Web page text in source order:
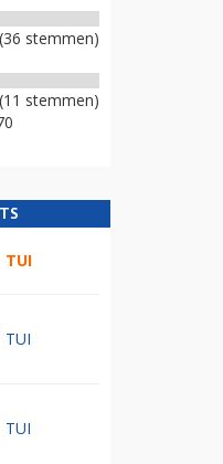
stemmen)
stemmen)
TUI
TUI
TUI